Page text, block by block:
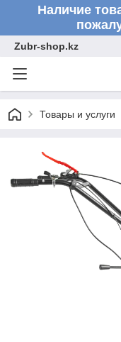
Наличие
Zubr-shop.kz
Товары и услуги